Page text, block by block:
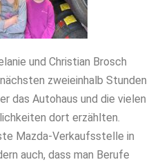
und Christian Brosch
zweieinhalb Stunden
das Autohaus und die vielen
dort erzählten.
Mazda-Verkaufsstelle in
auch, dass man Berufe